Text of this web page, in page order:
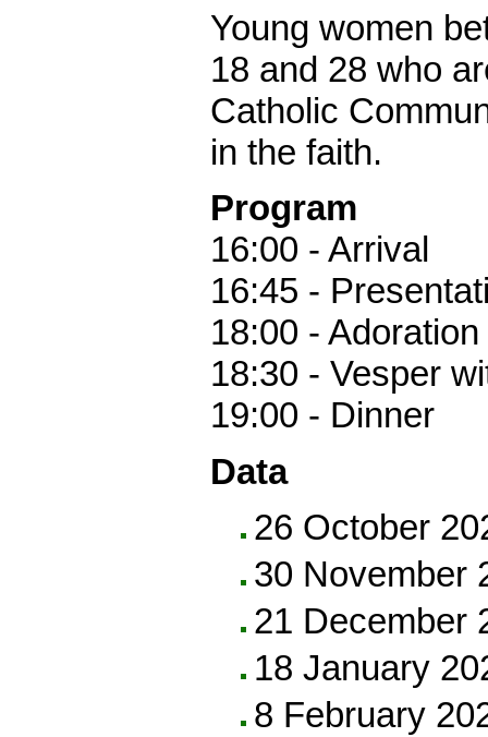
Young women
18 and 28 who
Catholic
in the faith.
Program
16:00 - Arrival
16:45 -
18:00 - Adoration
18:30 - Vesper
19:00 - Dinner
Data
26 October
30 November
21 December
18 January
8 February